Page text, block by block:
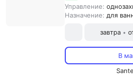
Управление:
Назначение: для
завтра •
В